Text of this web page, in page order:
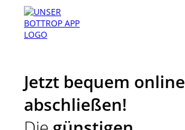
Jetzt bequem online
abschließen!